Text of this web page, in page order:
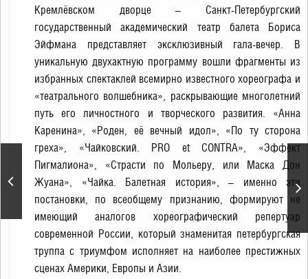
Сергей Волчков. Концерт
в день рождения артиста
Кремлёвском дворце – Санкт-Петербургский
государственный академический театр балета Бориса
Эйфмана представляет эксклюзивный гала-вечер. В
уникальную двухактную программу вошли фрагменты из
избранных спектаклей всемирно известного хореографа и
«театрального волшебника», раскрывающие многолетний
путь его личностного и творческого развития. «Анна
Каренина», «Роден, её вечный идол», «По ту сторона
греха», «Чайковский. PRO et CONTRA», «Эффект
Пигмалиона», «Страсти по Мольеру, или Маска Дон
Жуана», «Чайка. Балетная история», – именно эти
постановки, по всеобщему признанию, формируют не
имеющий аналогов хореографический репертуар
современной России, который знаменитая петербургская
труппа с триумфом исполняет на наиболее престижных
сценах Америки, Европы и Азии.